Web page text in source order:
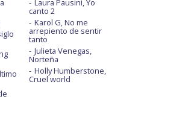
Laura Pausini, Yo
canto 2
Karol G, No me
arrepiento de sentir
tanto
Julieta Venegas,
Norteña
Holly Humberstone,
Cruel world